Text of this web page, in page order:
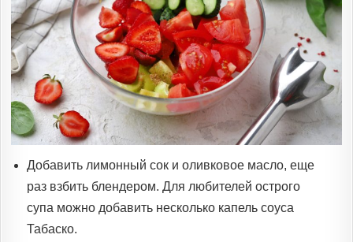
Добавить лимонный сок и оливковое масло, еще
раз взбить блендером. Для любителей острого
супа можно добавить несколько капель соуса
Табаско.